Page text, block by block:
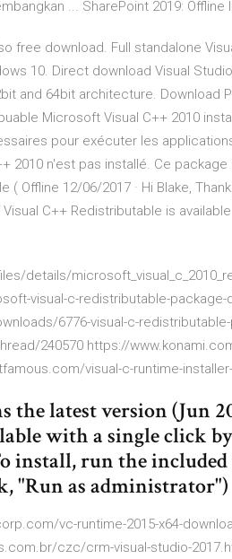
... SharePoint 2019:
free download. Full standalone
10. Direct download Visual
and 64bit architecture. Download
Microsoft Visual C++ 2010
pour exécuter les
2010 n'est pas installé. Ce
( Offline 12/06/2017 · Hi Blake,
C++ Redistributable is
details/
visual-c-redistributable-package-
6776-visual-c-
240570 https://
visual-c-runtime-
the latest version (Jun
with a single click
install, run the
"Run as administrator")
vc-runtime-2015-x64-
czc/crm-visual-studio-